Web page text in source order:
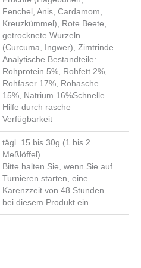
Fenchel, Anis, Cardamom,
Kreuzkümmel), Rote Beete,
getrocknete Wurzeln
(Curcuma, Ingwer), Zimtrinde.
Analytische Bestandteile:
Rohprotein 5%, Rohfett 2%,
Rohfaser 17%, Rohasche
15%, Natrium 16%Schnelle
Hilfe durch rasche
Verfügbarkeit
tägl. 15 bis 30g (1 bis 2
Meßlöffel)
Bitte halten Sie, wenn Sie auf
Turnieren starten, eine
Karenzzeit von 48 Stunden
bei diesem Produkt ein.